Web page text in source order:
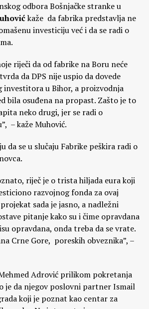
odbora Bošnjačke stranke u
kaže da fabrika predstavlja ne
investiciju već i da se radi o
riječi da od fabrike na Boru neće
da DPS nije uspio da dovede
investitora u Bihor, a proizvodnja
bila osuđena na propast. Zašto je to
neko drugi, jer se radi o
– kaže Muhović.
da se u slučaju Fabrike peškira radi o
riječ je o trista hiljada eura koji
razvojnog fonda za ovaj
sada je jasno, a nadležni
pitanje kako su i čime opravdana
opravdana, onda treba da se vrate.
Crne Gore, poreskih obveznika”, –
Adrović prilikom pokretanja
je da njegov poslovni partner Ismail
koji je poznat kao centar za